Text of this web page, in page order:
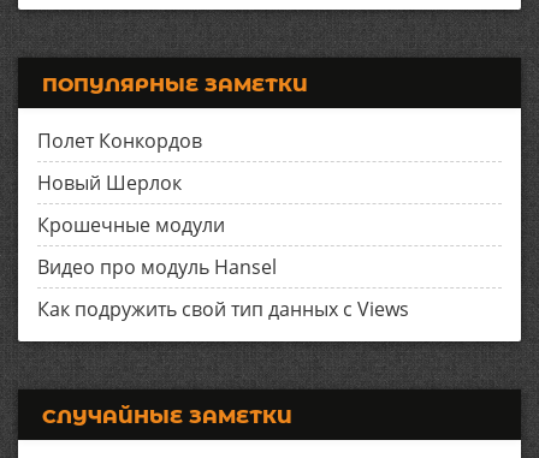
ПОПУЛЯРНЫЕ ЗАМЕТКИ
Полет Конкордов
Новый Шерлок
Крошечные модули
Видео про модуль Hansel
Как подружить свой тип данных с Views
СЛУЧАЙНЫЕ ЗАМЕТКИ